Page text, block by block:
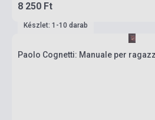
8 250 Ft
Készlet: 1-10 darab
Paolo Cognetti: Manuale per